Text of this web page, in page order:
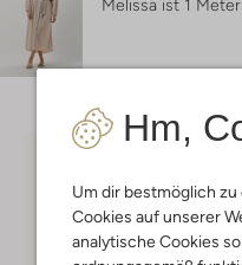
Hm,
Um dir bestmöglich
Cookies auf unserer
analytische Cookies
Melissa ist 1
Mitglieder in
Kauf auf Rechnung